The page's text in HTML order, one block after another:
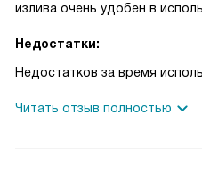
излива очень удобен в
Недостатки:
Недостатков за время
Читать отзыв полностью